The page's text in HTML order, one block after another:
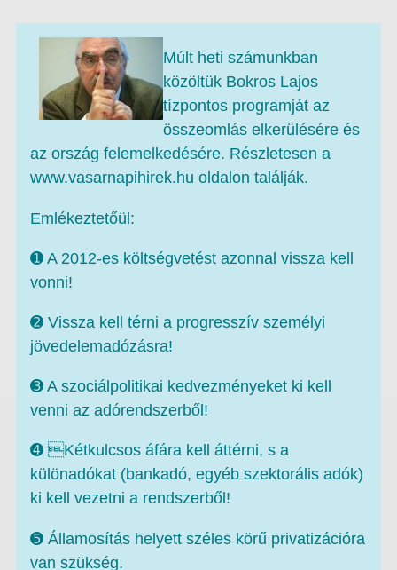
Múlt heti számunkban
közöltük Bokros Lajos
tízpontos programját az
összeomlás elkerülésére és
az ország felemelkedésére. Részletesen a
www.vasarnapihirek.hu oldalon találják.
Emlékeztetőül:
➊ A 2012-es költségvetést azonnal vissza kell
vonni!
➋ Vissza kell térni a progresszív személyi
jövedelemadózásra!
➌ A szociálpolitikai kedvezményeket ki kell
venni az adórendszerből!
➍ Kétkulcsos áfára kell áttérni, s a
különadókat (bankadó, egyéb szektorális adók)
ki kell vezetni a rendszerből!
➎ Államosítás helyett széles körű privatizációra
van szükség.